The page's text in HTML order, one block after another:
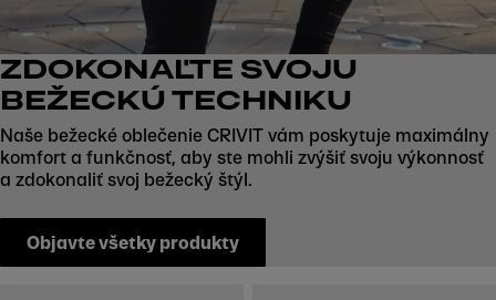
ZDOKONAĽTE SVOJU
BEŽECKÚ TECHNIKU
Naše bežecké oblečenie CRIVIT vám poskytuje maximálny
komfort a funkčnosť, aby ste mohli zvýšiť svoju výkonnosť
a zdokonaliť svoj bežecký štýl.
Objavte všetky produkty